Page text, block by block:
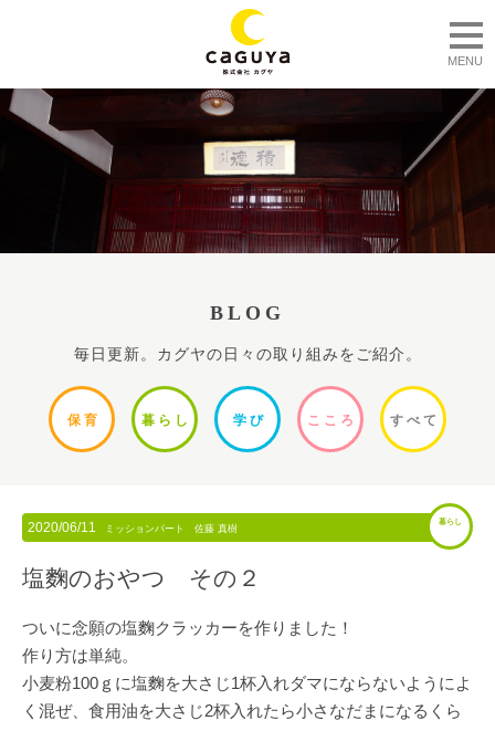
MENU
BLOG
毎日更新。カグヤの日々の取り組みをご紹介。
保 育 暮ら し 学 び ここ ろ すべて
2020/06/11 ミッションパート 佐藤 真樹
暮らし
塩麴のおやつ その２
ついに念願の塩麴クラッカーを作りました！
作り方は単純。
小麦粉100ｇに塩麴を大さじ1杯入れダマにならないようによ
く混ぜ、食用油を大さじ2杯入れたら小さなだまになるくら